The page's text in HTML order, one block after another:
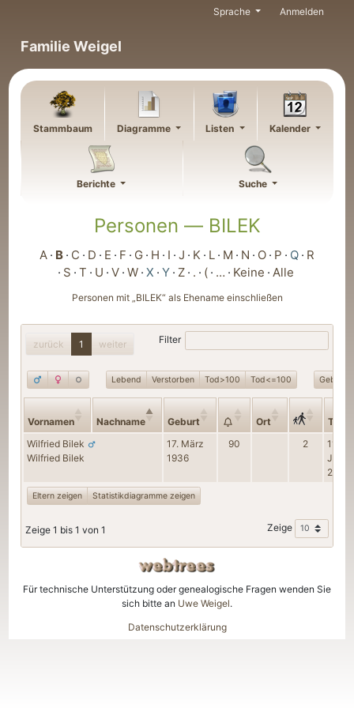
Familie Weigel
Sprache Anmelden
Stammbaum Diagramme Listen Kalender
Berichte Suche
Personen — BILEK
A B C D E F G H I J K L M N O P Q R
S T U V W X Y Z . ( … Keine Alle
Personen mit „BILEK“ als Ehename einschließen
zurück 1 weiter Filter
Lebend Verstorben Tod>100 Tod<=100
Vornamen Nachname Geburt Ort
Tod
Wilfried Bilek
Wilfried Bilek
17. März
1936
90 2
11.
Juni
2025
Eltern zeigen Statistikdiagramme zeigen
Zeige 1 bis 1 von 1 Zeige
Für technische Unterstützung oder genealogische Fragen wenden Sie
sich bitte an Uwe Weigel.
Datenschutzerklärung